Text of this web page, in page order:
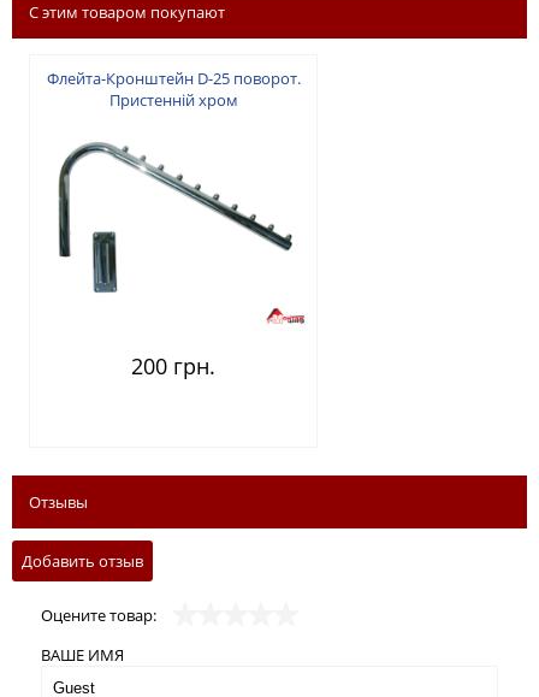
С этим товаром покупают
Флейта-Кронштейн D-25 поворот.
Пристенній хром
200 грн.
Отзывы
Добавить отзыв
Оцените товар:
ВАШЕ ИМЯ